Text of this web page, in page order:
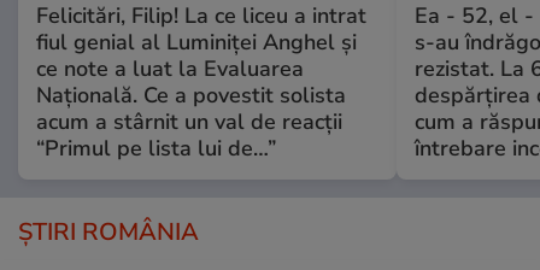
Felicitări, Filip! La ce liceu a intrat
fiul genial al Luminiței Anghel și
ce note a luat la Evaluarea
Națională. Ce a povestit solista
acum a stârnit un val de reacții
“Primul pe lista lui de…”
Ea - 52, el -
s-au
rezistat. La
despărțirea
cum a
întrebare
ȘTIRI ROMÂNIA